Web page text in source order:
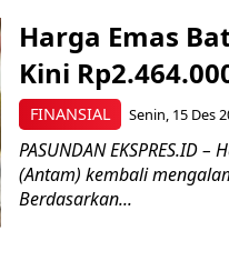
FINANSIAL
Harga Emas
Kini
Senin, 15 Des
PASUNDAN EKSPRES.ID
(Antam) kembali
Berdasarkan...